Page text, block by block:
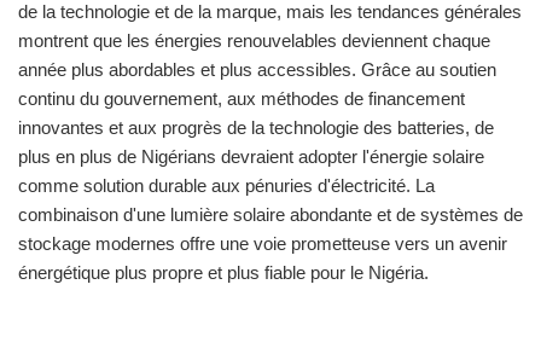
de la technologie et de la marque, mais les tendances générales
montrent que les énergies renouvelables deviennent chaque
année plus abordables et plus accessibles. Grâce au soutien
continu du gouvernement, aux méthodes de financement
innovantes et aux progrès de la technologie des batteries, de
plus en plus de Nigérians devraient adopter l'énergie solaire
comme solution durable aux pénuries d'électricité. La
combinaison d'une lumière solaire abondante et de systèmes de
stockage modernes offre une voie prometteuse vers un avenir
énergétique plus propre et plus fiable pour le Nigéria.